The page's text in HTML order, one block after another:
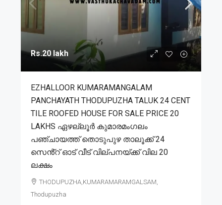
Rs.20 lakh
EZHALLOOR KUMARAMANGALAM
PANCHAYATH THODUPUZHA TALUK 24 CENT
TILE ROOFED HOUSE FOR SALE PRICE 20
LAKHS ഏഴല്ലൂർ കുമാരമംഗലം
പഞ്ചായത്ത് തൊടുപുഴ താലൂക്ക് 24
സെൻ്റ് ഓട് വീട് വില്പനയ്ക്ക് വില 20
ലക്ഷം
THODUPUZHA,KUMARAMARAMGALSAM,
Thodupuzha